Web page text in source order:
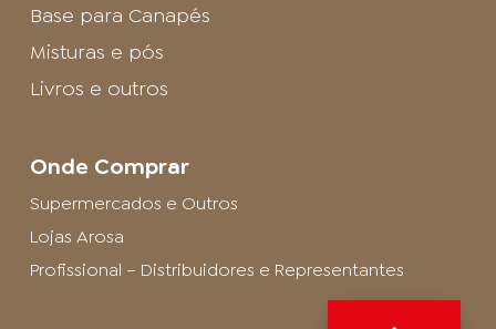
Base para Canapés
Misturas e pós
Livros e outros
Onde Comprar
Supermercados e Outros
Lojas Arosa
Profissional – Distribuidores e Representantes